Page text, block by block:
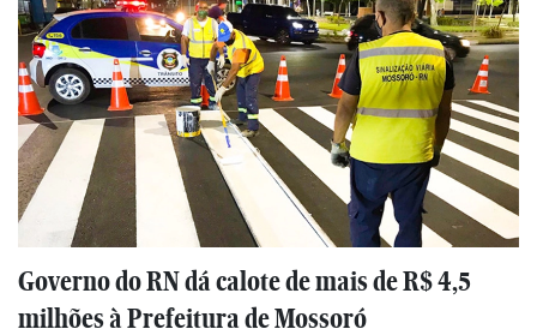
Governo do RN dá calote de mais de R$ 4,5
milhões à Prefeitura de Mossoró